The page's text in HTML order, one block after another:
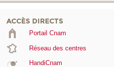
ACCÈS DIRECTS
Portail Cnam
Réseau des centres
HandiCnam